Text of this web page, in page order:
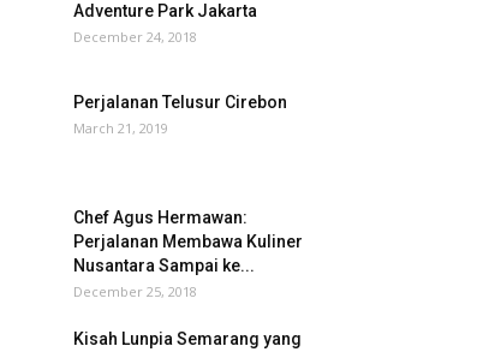
Adventure Park Jakarta
December 24, 2018
Perjalanan Telusur Cirebon
March 21, 2019
Chef Agus Hermawan:
Perjalanan Membawa Kuliner
Nusantara Sampai ke...
December 25, 2018
Kisah Lunpia Semarang yang